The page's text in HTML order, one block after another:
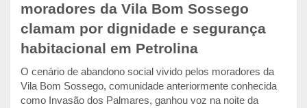
moradores da Vila Bom Sossego
clamam por dignidade e segurança
habitacional em Petrolina
O cenário de abandono social vivido pelos moradores da
Vila Bom Sossego, comunidade anteriormente conhecida
como Invasão dos Palmares, ganhou voz na noite da